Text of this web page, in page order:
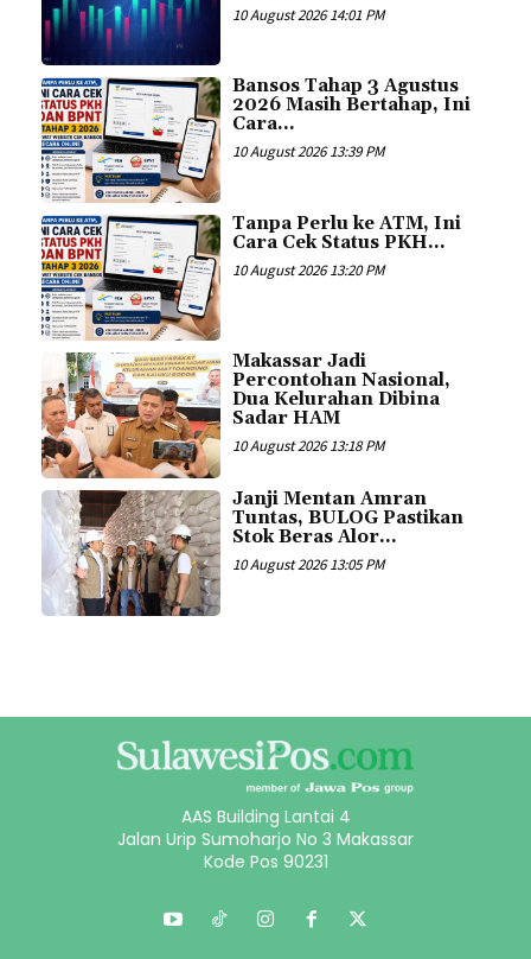
10 August 2026 14:01 PM
Bansos Tahap 3 Agustus
2026 Masih Bertahap, Ini
Cara...
10 August 2026 13:39 PM
Tanpa Perlu ke ATM, Ini
Cara Cek Status PKH...
10 August 2026 13:20 PM
Makassar Jadi
Percontohan Nasional,
Dua Kelurahan Dibina
Sadar HAM
10 August 2026 13:18 PM
Janji Mentan Amran
Tuntas, BULOG Pastikan
Stok Beras Alor...
10 August 2026 13:05 PM
AAS Building Lantai 4
Jalan Urip Sumoharjo No 3 Makassar
Kode Pos 90231